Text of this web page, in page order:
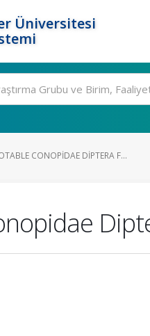
Üniversitesi
CONOPIDAE DIPTERA F...